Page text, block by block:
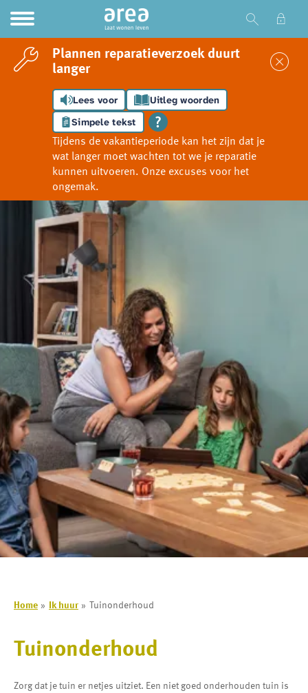
Naar hoofdinhoud
Naar hoofdnavigatiemenu
Naar de homepage
Ga naar Hoofd
Plannen reparatieverzoek duurt
langer
Lees voor
Uitleg woorden
Simpele tekst
Tijdens de vakantieperiode kan het zijn dat je
wat langer moet wachten tot we je reparatie
kunnen uitvoeren. Onze excuses voor het
ongemak.
Home Ik huur Tuinonderhoud
Tuinonderhoud
Zorg dat je tuin er netjes uitziet. Een niet goed onderhouden tuin is